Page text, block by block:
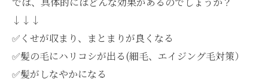
↓↓↓
✅くせが収まり、まとまりが良くなる
✅髪の毛にハリコシが出る(細毛、エイジング毛対策）
✅髪がしなやかになる